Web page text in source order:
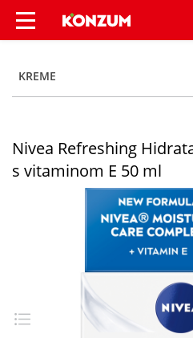
Nivea Refreshing
KREME
Nivea Refreshing
s vitaminom E 50 ml